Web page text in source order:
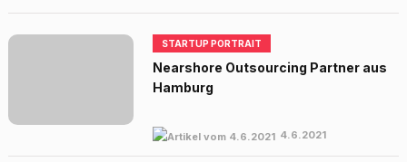
STARTUP PORTRAIT
Nearshore Outsourcing Partner aus
Hamburg
4.6.2021